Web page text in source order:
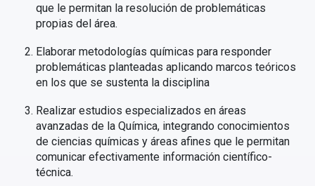
que le permitan la resolución de problemáticas
propias del área.
Elaborar metodologías químicas para responder
problemáticas planteadas aplicando marcos teóricos
en los que se sustenta la disciplina
Realizar estudios especializados en áreas
avanzadas de la Química, integrando conocimientos
de ciencias químicas y áreas afines que le permitan
comunicar efectivamente información científico-
técnica.